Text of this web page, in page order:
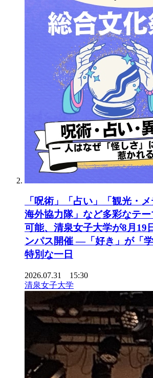
「呪術」「占い」「観光・
海外協力隊」など多彩なテ
可能、清泉女子大学が8月19
ンパス開催 ―「好き」が「
特別な一日
2026.07.31 15:30
清泉女子大学